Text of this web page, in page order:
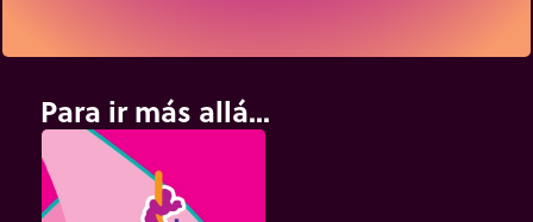
Para ir más allá...